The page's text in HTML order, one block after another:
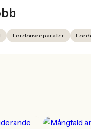
Fordonsreparatör